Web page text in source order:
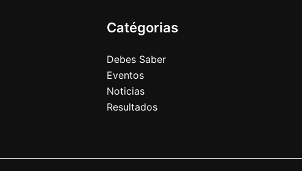
Catégorias
Debes Saber
Eventos
Noticias
Resultados